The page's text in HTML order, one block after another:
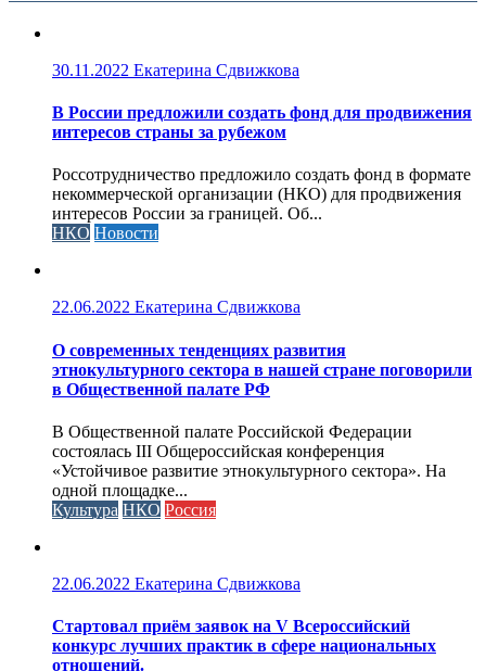
30.11.2022 Екатерина Сдвижкова
В России предложили создать фонд для продвижения
интересов страны за рубежом
Россотрудничество предложило создать фонд в формате
некоммерческой организации (НКО) для продвижения
интересов России за границей. Об...
НКО Новости
22.06.2022 Екатерина Сдвижкова
О современных тенденциях развития
этнокультурного сектора в нашей стране поговорили
в Общественной палате РФ
В Общественной палате Российской Федерации
состоялась III Общероссийская конференция
«Устойчивое развитие этнокультурного сектора». На
одной площадке...
Культура НКО Россия
22.06.2022 Екатерина Сдвижкова
Стартовал приём заявок на V Всероссийский
конкурс лучших практик в сфере национальных
отношений.